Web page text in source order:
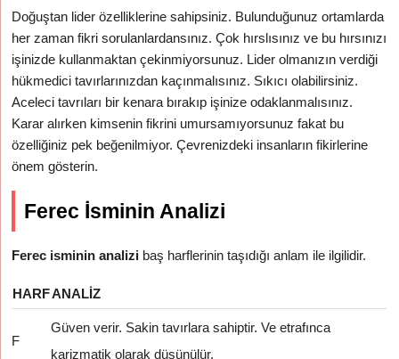
Doğuştan lider özelliklerine sahipsiniz. Bulunduğunuz ortamlarda
her zaman fikri sorulanlardansınız. Çok hırslısınız ve bu hırsınızı
işinizde kullanmaktan çekinmiyorsunuz. Lider olmanızın verdiği
hükmedici tavırlarınızdan kaçınmalısınız. Sıkıcı olabilirsiniz.
Aceleci tavrıları bir kenara bırakıp işinize odaklanmalısınız.
Karar alırken kimsenin fikrini umursamıyorsunuz fakat bu
özelliğiniz pek beğenilmiyor. Çevrenizdeki insanların fikirlerine
önem gösterin.
Ferec İsminin Analizi
Ferec isminin analizi baş harflerinin taşıdığı anlam ile ilgilidir.
HARFANALIZ
F
Güven verir. Sakin tavırlara sahiptir. Ve etrafınca
karizmatik olarak düşünülür.